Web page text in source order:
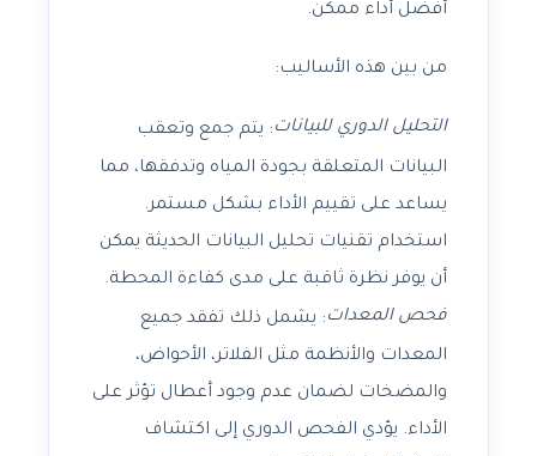
أفضل أداء ممكن.
من بين هذه الأساليب:
التحليل الدوري للبيانات: يتم جمع وتعقب
البيانات المتعلقة بجودة المياه وتدفقها، مما
يساعد على تقييم الأداء بشكل مستمر.
استخدام تقنيات تحليل البيانات الحديثة يمكن
أن يوفر نظرة ثاقبة على مدى كفاءة المحطة.
فحص المعدات: يشمل ذلك تفقد جميع
المعدات والأنظمة مثل الفلاتر، الأحواض،
والمضخات لضمان عدم وجود أعطال تؤثر على
الأداء. يؤدي الفحص الدوري إلى اكتشاف